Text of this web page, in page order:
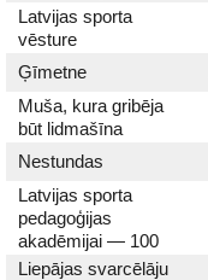
Latvijas sporta
vēsture
Ģīmetne
Muša, kura gribēja
būt lidmašīna
Nestundas
Latvijas sporta
pedagoģijas
akadēmijai — 100
Liepājas svarcēlāju